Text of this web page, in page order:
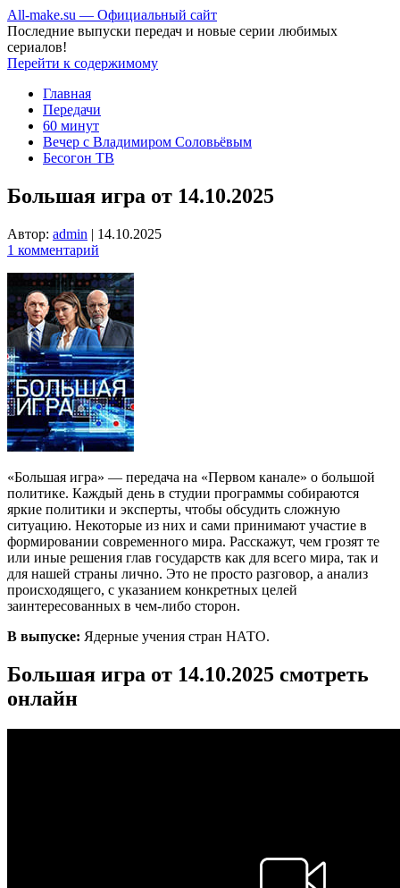
All-make.su — Официальный сайт
Последние выпуски передач и новые серии любимых
сериалов!
Перейти к содержимому
Главная
Передачи
60 минут
Вечер с Владимиром Соловьёвым
Бесогон ТВ
Большая игра от 14.10.2025
Автор: admin | 14.10.2025
1 комментарий
«Большая игра» — передача на «Первом канале» о большой
политике. Каждый день в студии программы собираются
яркие политики и эксперты, чтобы обсудить сложную
ситуацию. Некоторые из них и сами принимают участие в
формировании современного мира. Расскажут, чем грозят те
или иные решения глав государств как для всего мира, так и
для нашей страны лично. Это не просто разговор, а анализ
происходящего, с указанием конкретных целей
заинтересованных в чем-либо сторон.
В выпуске: Ядерные учения стран НАТО.
Большая игра от 14.10.2025 смотреть
онлайн